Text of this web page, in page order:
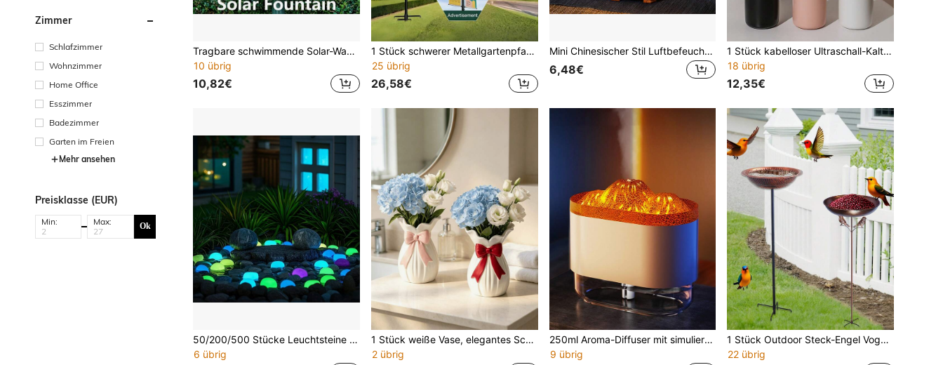
Zimmer
Schlafzimmer
Wohnzimmer
Home Office
Esszimmer
Badezimmer
Garten im Freien
Mehr ansehen
Preisklasse (EUR)
Min: Max: Ok
Tragbare schwimmende Solar-Wasserpumpen-Fontäne für Garten, Teich, Schwimmbad, Fischbecken, Aquarium und Außendekoration, inklusive mehrerer Düsen zum Anlocken von Kolibris und Wildtieren, perfekt für hochwertige Hotel-Eingangswasserfontänen, Hausvorgarten, Hinterhof, Vogelbad, Garten, Terrasse und Rasenparty-Dekoration, fügt eine schöne Kulisse hinzu, Reise, perfektes Geburtstags- oder Feiertagsgeschenk für Männer und Frauen, ideale Wahl für Thanksgiving, Halloween, Weihnachten, Ostern, Valentinstag, Neujahr
10 übrig
10,82€
1 Stück schwerer Metallgartenpfahl, zum Einsetzen in den Boden, doppelter verstellbarer Hirtenhaken für Outdoor, Gartenhaken zum Aufhängen von Vogelfutterautomaten, Pflanzenkörben, Solarleuchten, Blumenkörben, Pflanzenhalterungen, Laternen-Haken, Hochzeitsdekoration. Outdoor-Dekoration, Gartendekoration, Heimdekoration
25 übrig
26,58€
Mini Chinesischer Stil Luftbefeuchter mit Nachtlicht - USB tragbarer Kalt-/Trockennebel Luftbefeuchter, traditionelle Pagoden-/Schildkrötenform, ABS Material, leiser Betrieb, geeignet für Zuhause, Büro, Auto - ideale Geschenkwahl (USB-Anschluss, Schlafzimmer Luftbefeuchter)
6,48€
1 Stück kabelloser Ultraschall-Kaltnebel-Luftbefeuchter, 1200mAh aufladbarer kompakter tragbarer Luftbefeuchter mit 7-Farben-LED-Licht, 2 Sprühmodi und 4/8 Stunden Auto-Abschaltung, leiser Desktop-Zerstäuber, geeignet für Schlafzimmer, Büro, Auto, Reisen
18 übrig
12,35€
50/200/500 Stücke Leuchtsteine ohne Strombedarf, leuchtende Harzsteine für Kinderzimmer, Gartendekoration, Aquarium, wasserdichte beleuchtete Steine
6 übrig
1 Stück weiße Vase, elegantes Schleifendesign, kreative Heimdekoration Vase, moderner Tischaufsatz, sanftes Farbband-Detail, Wohnzimmer Schlafzimmer Badezimmer Regaldekoration, Schreibtischornament, Einweihungsgeschenk Idee
2 übrig
250ml Aroma-Diffuser mit simulierter Flamme, leiser Luftbefeuchter geeignet für Schlafzimmer, Büro, Heimdekoration
9 übrig
1 Stück Outdoor Steck-Engel Vogel Futterspender Schale Vogelbad, Metall Hängendes Vogelbad Futterspender, Outdoor Kolibri Futterspender, Metall Schale und Wasserschale, Vogelfutter Schale, geeignet für Garten, Hof, Hinterhof Dekoration, Frühling/Sommer Outdoor Dekoration, Gartendekoration, Heimdekoration
22 übrig